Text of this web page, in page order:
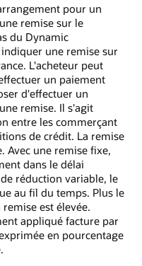
pour un
remise sur le
du Dynamic
une remise sur
L'acheteur peut
un paiement
d'effectuer un
remise. Il s'agit
entre les commerçant
de crédit. La remise
Avec une remise fixe,
dans le délai
réduction variable, le
au fil du temps. Plus le
est élevée.
appliqué facture par
en pourcentage